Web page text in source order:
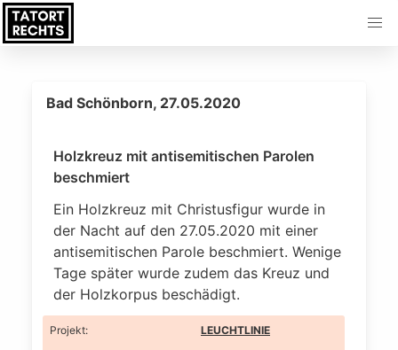
Bad Schönborn, 27.05.2020
Holzkreuz mit antisemitischen Parolen
beschmiert
Ein Holzkreuz mit Christusfigur wurde in
der Nacht auf den 27.05.2020 mit einer
antisemitischen Parole beschmiert. Wenige
Tage später wurde zudem das Kreuz und
der Holzkorpus beschädigt.
Projekt: LEUCHTLINIE